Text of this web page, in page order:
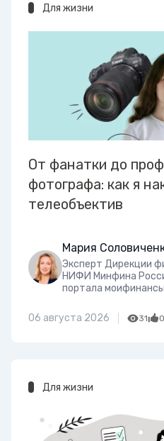
Для жизни
От фанатки до
фотографа: как я
телеобъектив
Мария
Эксперт Дирекции
НИФИ Минфина
портала
06 августа 2026 31 0
Для жизни